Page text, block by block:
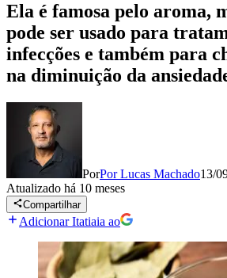
Ela é famosa pelo aroma,
pode ser usado para
infecções e também para
na diminuição da
PorPor Lucas Machado13/
Atualizado há 10 meses
Compartilhar
Adicionar Itatiaia ao